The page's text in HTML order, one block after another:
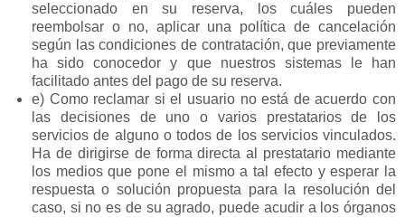
seleccionado en su reserva, los cuáles pueden
reembolsar o no, aplicar una política de cancelación
según las condiciones de contratación, que previamente
ha sido conocedor y que nuestros sistemas le han
facilitado antes del pago de su reserva.
e) Como reclamar si el usuario no está de acuerdo con
las decisiones de uno o varios prestatarios de los
servicios de alguno o todos de los servicios vinculados.
Ha de dirigirse de forma directa al prestatario mediante
los medios que pone el mismo a tal efecto y esperar la
respuesta o solución propuesta para la resolución del
caso, si no es de su agrado, puede acudir a los órganos